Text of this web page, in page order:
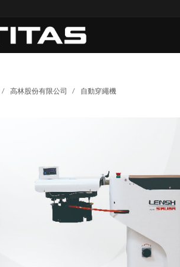
高林股份有限公司 自動穿繩機